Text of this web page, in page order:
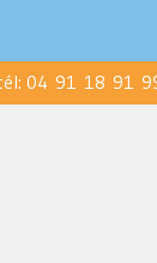
04 91 18 91